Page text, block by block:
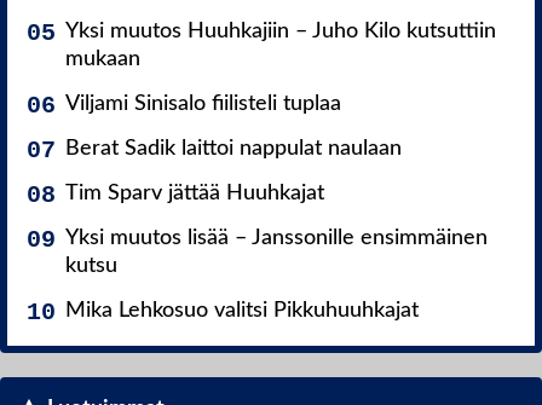
Yksi muutos Huuhkajiin – Juho Kilo kutsuttiin
mukaan
Viljami Sinisalo fiilisteli tuplaa
Berat Sadik laittoi nappulat naulaan
Tim Sparv jättää Huuhkajat
Yksi muutos lisää – Janssonille ensimmäinen
kutsu
Mika Lehkosuo valitsi Pikkuhuuhkajat